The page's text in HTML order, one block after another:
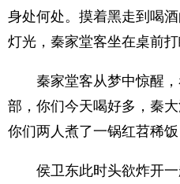
身处何处。摸着黑走到喝
灯光，秦家堂客坐在桌前打
秦家堂客从梦中惊醒，
部，你们今天喝好多，秦
你们两人煮了一锅红苕稀
侯卫东此时头欲炸开一